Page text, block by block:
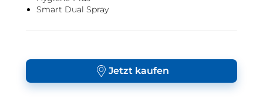
Smart Dual Spray
Jetzt kaufen